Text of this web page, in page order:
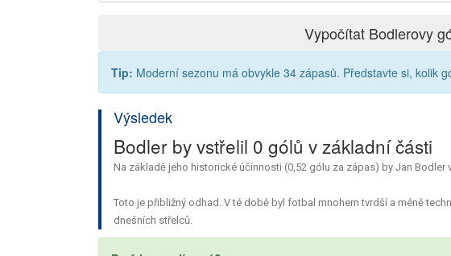
Vypočítat Bodlerovy
Tip: Moderní sezonu má obvykle 34 zápasů. Představte si, kolik
Výsledek
Bodler by vstřelil 0 gólů v základní části
Na základě jeho historické účinnosti (0,52 gólu za zápas) by Jan Bodler
Toto je přibližný odhad. V té době byl fotbal mnohem tvrdší a méně
dnešních střelců.